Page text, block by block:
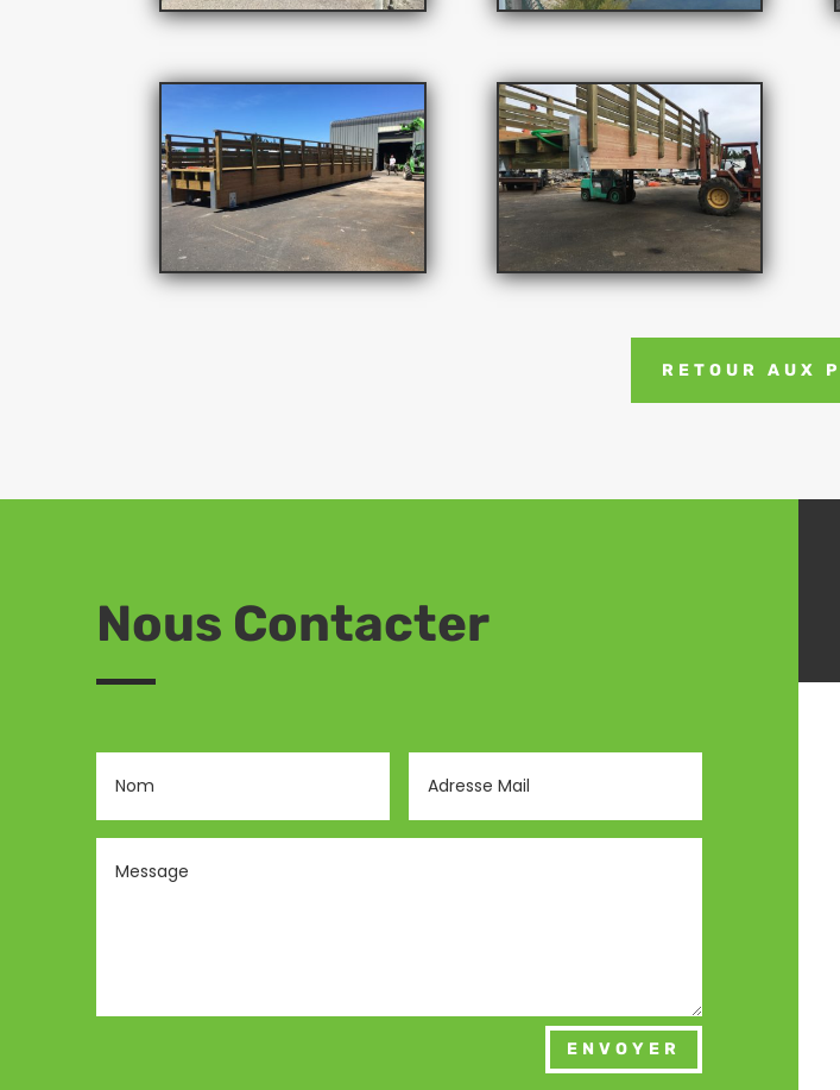
RETOUR AUX
Nous Contacter
ENVOYER